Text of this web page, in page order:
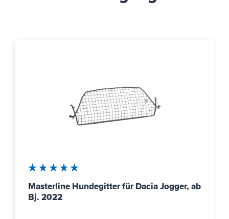
Durchschnittliche Bewertung von 5 von 5 Sternen
Masterline Hundegitter für Dacia Jogger, ab
Bj. 2022